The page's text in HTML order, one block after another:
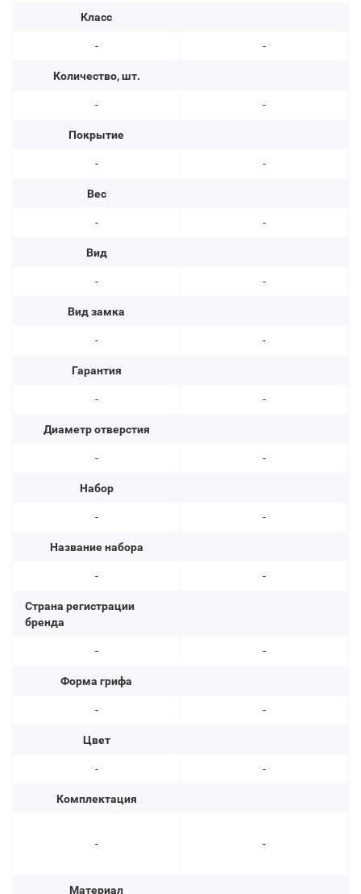
Класс
-
Количество, шт.
-
Покрытие
-
Вес
-
Вид
-
Вид замка
-
Гарантия
-
Диаметр отверстия
-
Набор
-
Название набора
-
Страна регистрации
бренда
-
Форма грифа
-
Цвет
-
Комплектация
-
Материал
-
-
-
-
-
-
-
-
-
-
-
-
-
-